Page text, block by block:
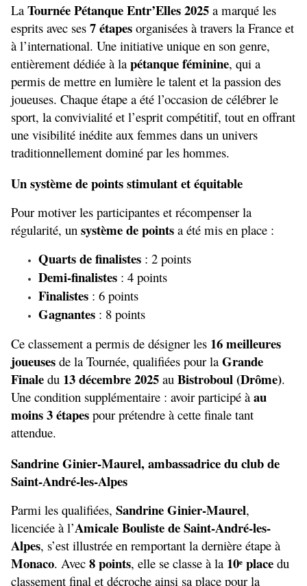
La Tournée Pétanque Entr’Elles 2025 a marqué les
esprits avec ses 7 étapes organisées à travers la France et
à l’international. Une initiative unique en son genre,
entièrement dédiée à la pétanque féminine, qui a
permis de mettre en lumière le talent et la passion des
joueuses. Chaque étape a été l’occasion de célébrer le
sport, la convivialité et l’esprit compétitif, tout en offrant
une visibilité inédite aux femmes dans un univers
traditionnellement dominé par les hommes.
Un système de points stimulant et équitable
Pour motiver les participantes et récompenser la
régularité, un système de points a été mis en place :
Quarts de finalistes : 2 points
Demi-finalistes : 4 points
Finalistes : 6 points
Gagnantes : 8 points
Ce classement a permis de désigner les 16 meilleures
joueuses de la Tournée, qualifiées pour la Grande
Finale du 13 décembre 2025 au Bistroboul (Drôme).
Une condition supplémentaire : avoir participé à au
moins 3 étapes pour prétendre à cette finale tant
attendue.
Sandrine Ginier-Maurel, ambassadrice du club de
Saint-André-les-Alpes
Parmi les qualifiées, Sandrine Ginier-Maurel,
licenciée à l’Amicale Bouliste de Saint-André-les-
Alpes
Monaco. Avec 8 points, elle se classe à la 10ᵉ place du
classement final et décroche ainsi sa place pour la